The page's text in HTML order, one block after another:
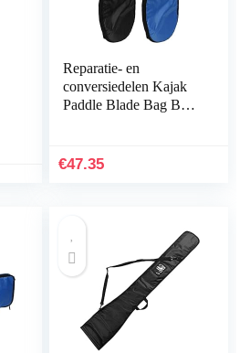
Reparatie- en
conversiedelen Kajak
Paddle Blade Bag Boot
Storage Wordt
€47.35